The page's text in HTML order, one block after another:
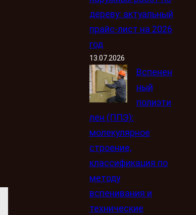
дереву: актуальный
прайс-лист на 2026
год
13.07.2026
Вспенен
ный
полиэти
лен (ППЭ):
молекулярное
строение,
классификация по
методу
вспенивания и
технические